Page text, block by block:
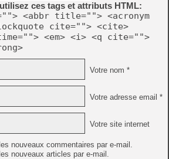
ces tags et attributs HTML:
<abbr title=""> <acronym
cite=""> <cite>
<em> <i> <q cite="">
Votre nom *
Votre adresse email *
Votre site internet
nouveaux commentaires par e-mail.
nouveaux articles par e-mail.